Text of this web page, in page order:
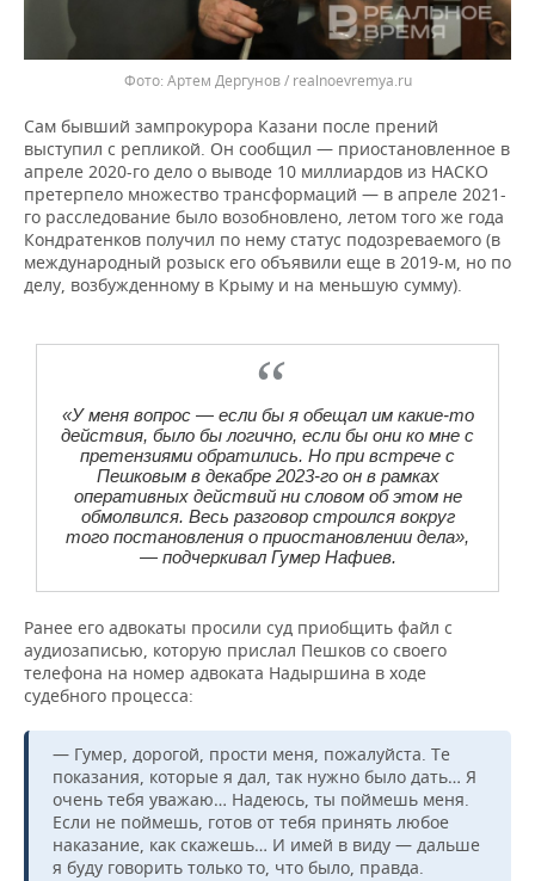
Артем Дергунов / realnoevremya.ru
Сам бывший зампрокурора Казани после прений
выступил с репликой. Он сообщил — приостановленное в
апреле 2020-го дело о выводе 10 миллиардов из НАСКО
претерпело множество трансформаций — в апреле 2021-
го расследование было возобновлено, летом того же года
Кондратенков получил по нему статус подозреваемого (в
международный розыск его объявили еще в 2019-м, но по
делу, возбужденному в Крыму и на меньшую сумму).
«У меня вопрос — если бы я обещал им какие-то
действия, было бы логично, если бы они ко мне с
претензиями обратились. Но при встрече с
Пешковым в декабре 2023-го он в рамках
оперативных действий ни словом об этом не
обмолвился. Весь разговор строился вокруг
того постановления о приостановлении дела»,
— подчеркивал Гумер Нафиев.
Ранее его адвокаты просили суд приобщить файл с
аудиозаписью, которую прислал Пешков со своего
телефона на номер адвоката Надыршина в ходе
судебного процесса:
— Гумер, дорогой, прости меня, пожалуйста. Те
показания, которые я дал, так нужно было дать… Я
очень тебя уважаю… Надеюсь, ты поймешь меня.
Если не поймешь, готов от тебя принять любое
наказание, как скажешь… И имей в виду — дальше
я буду говорить только то, что было, правда.